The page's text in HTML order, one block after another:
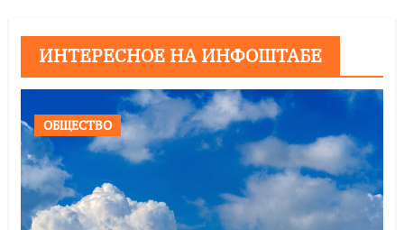
ИНТЕРЕСНОЕ НА ИНФОШТАБЕ
ОБЩЕСТВО